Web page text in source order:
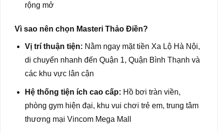
rộng mở
Vì sao nên chọn Masteri Thảo Điền?
Vị trí thuận tiện: Nằm ngay mặt tiền Xa Lộ Hà Nội,
di chuyển nhanh đến Quận 1, Quận Bình Thạnh và
các khu vực lân cận
Hệ thống tiện ích cao cấp: Hồ bơi tràn viền,
phòng gym hiện đại, khu vui chơi trẻ em, trung tâm
thương mại Vincom Mega Mall